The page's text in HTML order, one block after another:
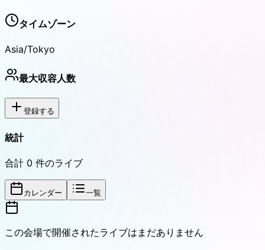
タイムゾーン
Asia/Tokyo
最大収容人数
登録する
統計
合計 0 件のライブ
カレンダー 一覧
この会場で開催されたライブはまだありません